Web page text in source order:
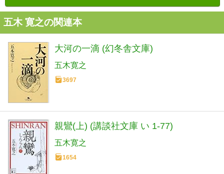
五木 寛之の関連本
大河の一滴 (幻冬舎文庫)
五木寛之
3697
親鸞(上) (講談社文庫 い 1-77)
五木寛之
1654